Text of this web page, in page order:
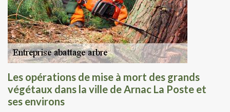
Les opérations de mise à mort des grands
végétaux dans la ville de Arnac La Poste et
ses environs